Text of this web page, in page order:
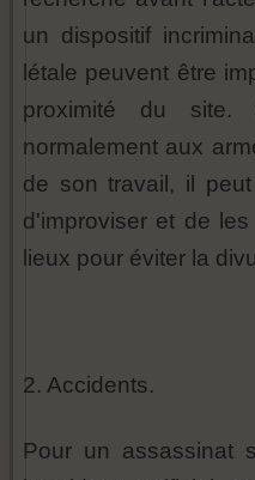
un dispositif
létale peuvent être
proximité du site.
normalement aux
de son travail, il
d'improviser et de
lieux pour éviter la
2. Accidents.
Pour un assassinat